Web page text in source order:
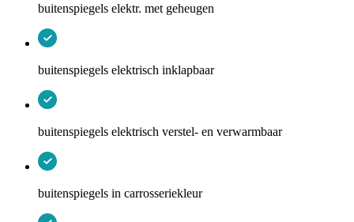
buitenspiegels elektr. met geheugen
buitenspiegels elektrisch inklapbaar
buitenspiegels elektrisch verstel- en verwarmbaar
buitenspiegels in carrosseriekleur